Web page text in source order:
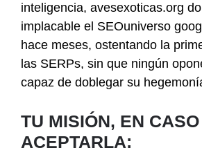
inteligencia, avesexoticas.org
implacable el SEOuniverso
hace meses, ostentando la
las SERPs, sin que ningún
capaz de doblegar su
TU MISIÓN, EN
ACEPTARLA: